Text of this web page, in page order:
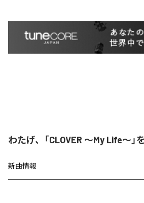
わたげ、「CLOVER ～My Life～」
新曲情報